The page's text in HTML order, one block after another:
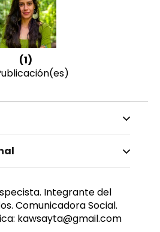
(1)
Antonella
Integrante del
Comunicadora Social.
kawsayta@gmail.com